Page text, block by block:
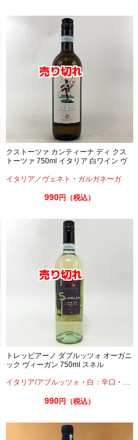
サンジョヴェーゼ
クストーツァ カンティーナ ディ クス
トーツァ 750ml イタリア 白ワイン ヴ
イタリア／ヴェネト ・ ガルガネーガ
990円（税込）
・モンテプルチアーノ
トレッビアーノ ダブルッツォ オーガニ
ック ヴィーガン 750ml スネル
イタリア/アブルッツォ ・ 白：辛口 ・ ト
990円（税込）